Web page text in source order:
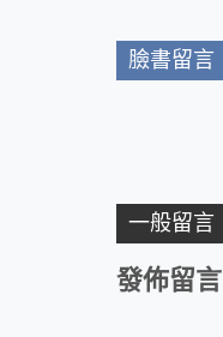
臉書留言
一般留言
發佈留言